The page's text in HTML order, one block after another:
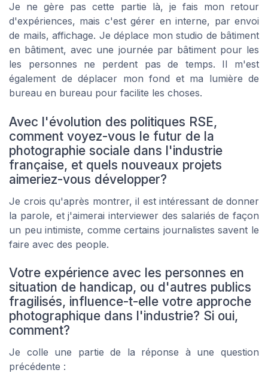
Je ne gère pas cette partie là, je fais mon retour
d'expériences, mais c'est gérer en interne, par envoi
de mails, affichage. Je déplace mon studio de bâtiment
en bâtiment, avec une journée par bâtiment pour les
les personnes ne perdent pas de temps. Il m'est
également de déplacer mon fond et ma lumière de
bureau en bureau pour facilite les choses.
Avec l'évolution des politiques RSE,
comment voyez-vous le futur de la
photographie sociale dans l'industrie
française, et quels nouveaux projets
aimeriez-vous développer?
Je crois qu'après montrer, il est intéressant de donner
la parole, et j'aimerai interviewer des salariés de façon
un peu intimiste, comme certains journalistes savent le
faire avec des people.
Votre expérience avec les personnes en
situation de handicap, ou d'autres publics
fragilisés, influence-t-elle votre approche
photographique dans l'industrie? Si oui,
comment?
Je colle une partie de la réponse à une question
précédente :